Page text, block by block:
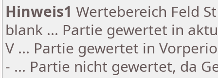
Hinweis1 Wertebereich Feld
blank ... Partie gewertet in
V ... Partie gewertet in
- ... Partie nicht gewertet, da